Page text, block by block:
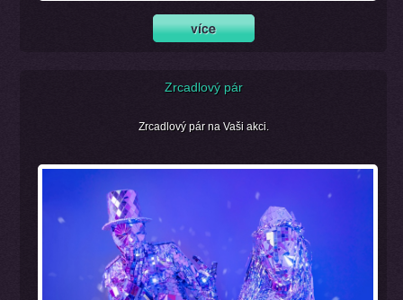
Zrcadlový pár
Zrcadlový pár na Vaši akci.